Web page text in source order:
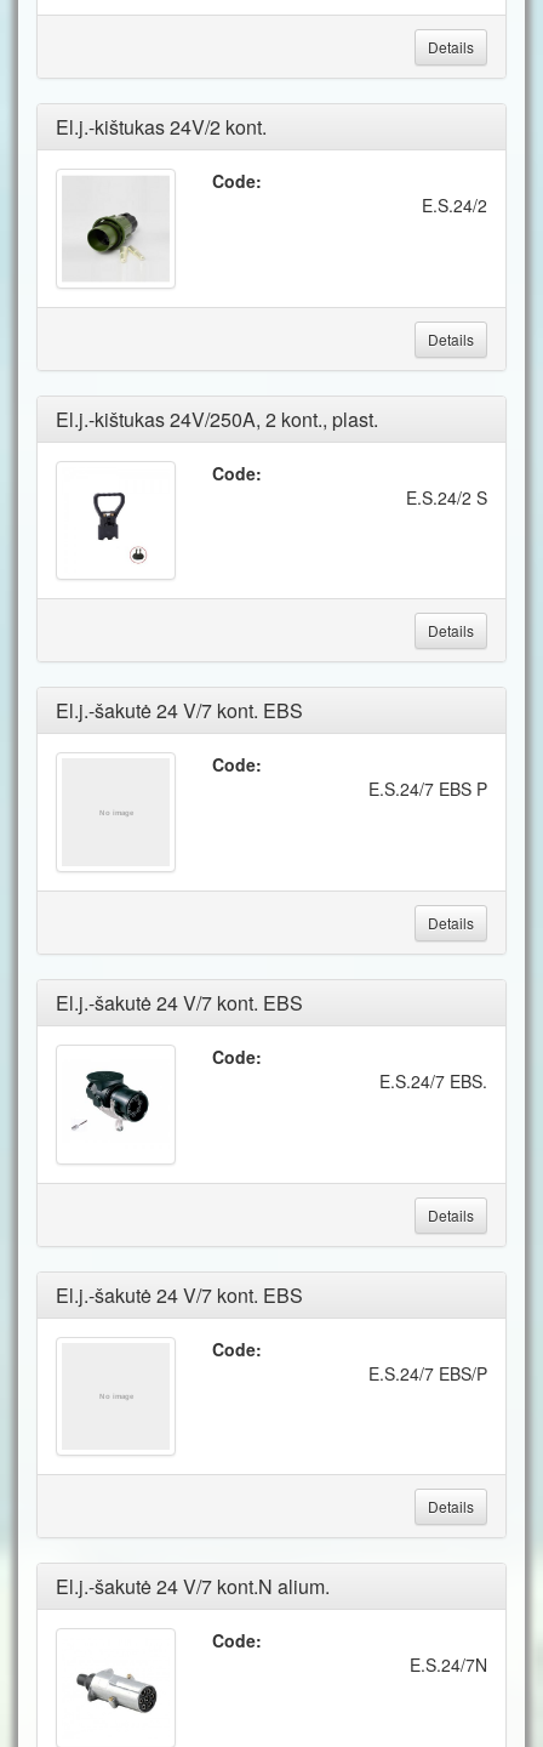
Details
El.j.-kištukas 24V/2 kont.
Code:
E.S.24/2
Details
El.j.-kištukas 24V/250A, 2 kont., plast.
Code:
E.S.24/2 S
Details
El.j.-šakutė 24 V/7 kont. EBS
Code:
E.S.24/7 EBS P
Details
El.j.-šakutė 24 V/7 kont. EBS
Code:
E.S.24/7 EBS.
Details
El.j.-šakutė 24 V/7 kont. EBS
Code:
E.S.24/7 EBS/P
Details
El.j.-šakutė 24 V/7 kont.N alium.
Code:
E.S.24/7N